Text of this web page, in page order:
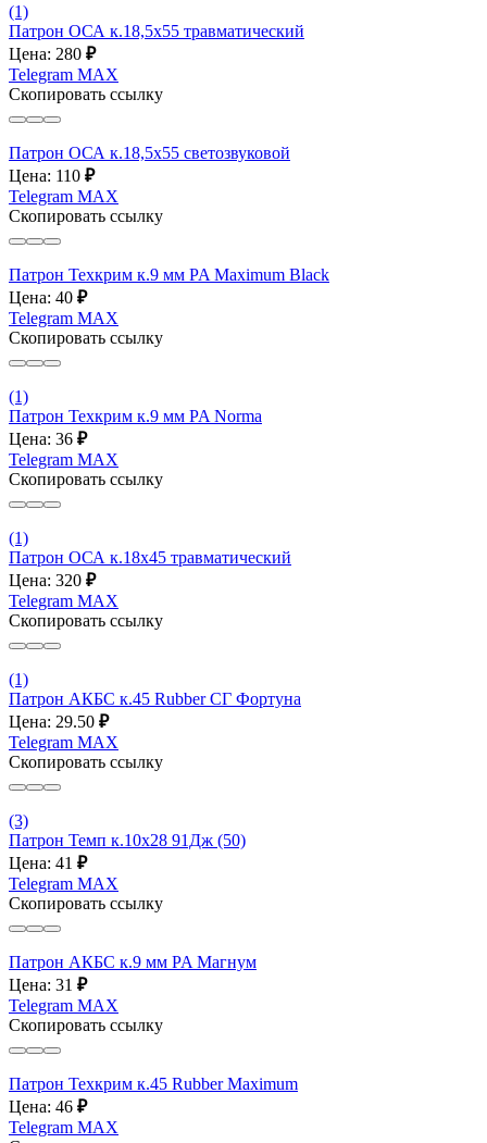
(1)
Патрон ОСА к.18,5х55 травматический
Цена: 280 ₽
Telegram MAX
Скопировать ссылку
Патрон ОСА к.18,5х55 светозвуковой
Цена: 110 ₽
Telegram MAX
Скопировать ссылку
Патрон Техкрим к.9 мм PA Maximum Black
Цена: 40 ₽
Telegram MAX
Скопировать ссылку
(1)
Патрон Техкрим к.9 мм PA Norma
Цена: 36 ₽
Telegram MAX
Скопировать ссылку
(1)
Патрон ОСА к.18х45 травматический
Цена: 320 ₽
Telegram MAX
Скопировать ссылку
(1)
Патрон АКБС к.45 Rubber СГ Фортуна
Цена: 29.50 ₽
Telegram MAX
Скопировать ссылку
(3)
Патрон Темп к.10х28 91Дж (50)
Цена: 41 ₽
Telegram MAX
Скопировать ссылку
Патрон АКБС к.9 мм PA Магнум
Цена: 31 ₽
Telegram MAX
Скопировать ссылку
Патрон Техкрим к.45 Rubber Maximum
Цена: 46 ₽
Telegram MAX